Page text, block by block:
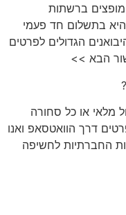
ברשתות
בתשלום חד פעמי
הגדולים לפרטים
הבא >>
מלאי או כל סחורה
דרך הוואטסאפ ואנו
החברתיות לחשיפה